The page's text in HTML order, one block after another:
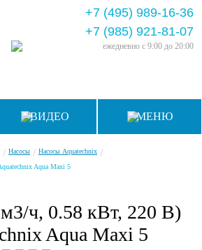
+7 (495) 989-16-36
+7 (985) 921-81-07
ежедневно с 9:00 до 20:00
ВИДЕО МЕНЮ
/ Насосы / Насосы Aquatechnix /
Aqua Maxi 5
ч, 0.58 кВт, 220 В)
Aqua Maxi 5